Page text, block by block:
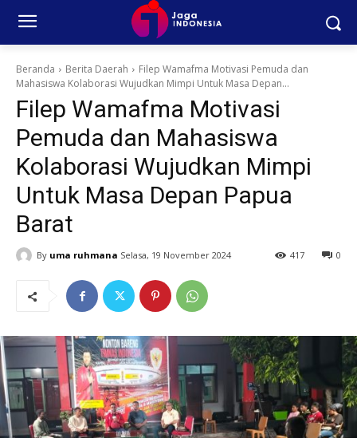
Beranda Berita Daerah
Filep Wamafma Motivasi Pemuda dan
Mahasiswa Kolaborasi Wujudkan Mimpi Untuk Masa Depan...
Filep Wamafma Motivasi
Pemuda dan Mahasiswa
Kolaborasi Wujudkan Mimpi
Untuk Masa Depan Papua
Barat
By uma ruhmana Selasa, 19 November 2024 0
417